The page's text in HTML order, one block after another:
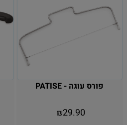
פורס עוגה - PATISE
₪29.90